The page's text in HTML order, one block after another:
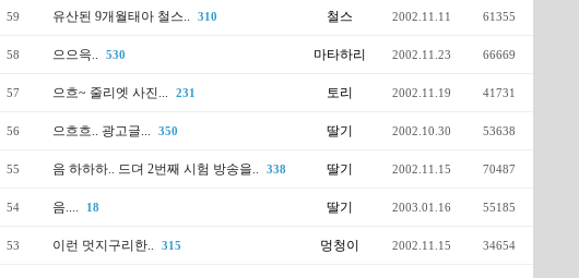
59 유산된 9개월태아 철스.. 310 철스 2002.11.11 61355
58 으으윽.. 530 마타하리 2002.11.23 66669
57 으흐~ 줄리엣 사진... 231 토리 2002.11.19 41731
56 으흐흐.. 광고글... 350 딸기 2002.10.30 53638
55 음 하하하.. 드뎌 2번째 시험 방송을.. 338 딸기 2002.11.15 70487
54 음.... 18 딸기 2003.01.16 55185
53 이런 멋지구리한.. 315 멍청이 2002.11.15 34654